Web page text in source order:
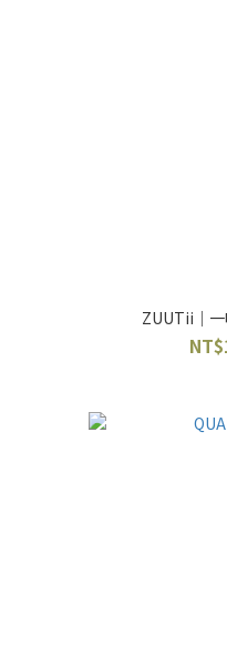
ZUUTii｜